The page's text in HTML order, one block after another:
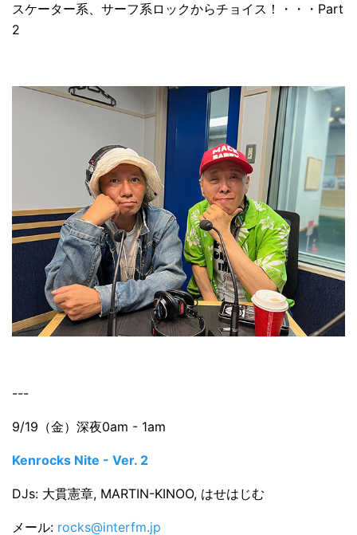
スケーター系、サーフ系ロックからチョイス！・・・Part
2
---
9/19（金）深夜0am - 1am
Kenrocks Nite - Ver. 2
DJs: 大貫憲章, MARTIN-KINOO, はせはじむ
メール: rocks@interfm.jp